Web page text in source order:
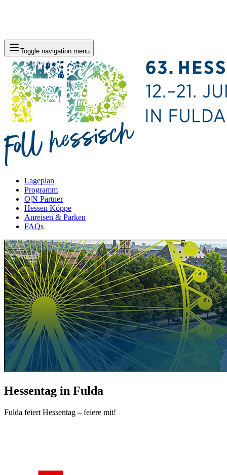
Toggle navigation menu
Lageplan
Programm
O|N Partner
Hessen Köppe
Anreisen & Parken
FAQs
Hessentag in Fulda
Fulda feiert Hessentag – feiere mit!